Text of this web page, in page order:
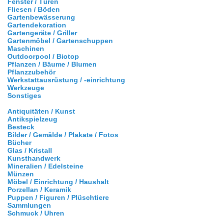
Fliesen / Böden
Gartenbewässerung
Gartendekoration
Gartengeräte / Griller
Gartenmöbel / Gartenschuppen
Maschinen
Outdoorpool / Biotop
Pflanzen / Bäume / Blumen
Pflanzzubehör
Werkstattausrüstung / -einrichtung
Werkzeuge
Sonstiges
Antiquitäten / Kunst
Antikspielzeug
Besteck
Bilder / Gemälde / Plakate / Fotos
Bücher
Glas / Kristall
Kunsthandwerk
Mineralien / Edelsteine
Münzen
Möbel / Einrichtung / Haushalt
Porzellan / Keramik
Puppen / Figuren / Plüschtiere
Sammlungen
Schmuck / Uhren